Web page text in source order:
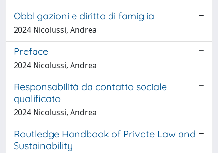
Obbligazioni e diritto di famiglia
2024 Nicolussi, Andrea
Preface
2024 Nicolussi, Andrea
Responsabilità da contatto sociale
qualificato
2024 Nicolussi, Andrea
Routledge Handbook of Private Law and
Sustainability